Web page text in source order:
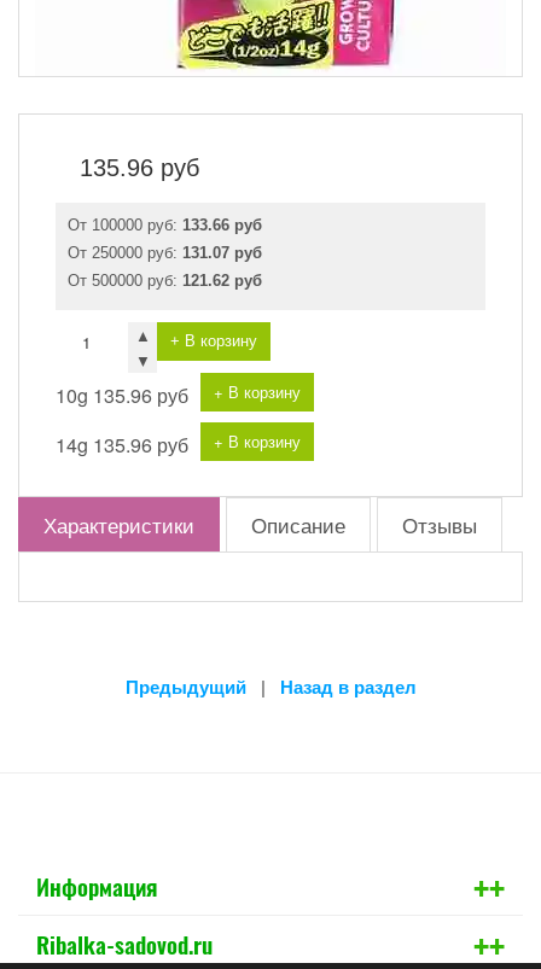
135.96 руб
От 100000 руб: 133.66 руб
От 250000 руб: 131.07 руб
От 500000 руб: 121.62 руб
▲
▼
+ В корзину
10g 135.96 руб + В корзину
14g 135.96 руб + В корзину
Характеристики Описание Отзывы
Предыдущий| Назад в раздел
Информация +
+
Ribalka-sadovod.ru +
+